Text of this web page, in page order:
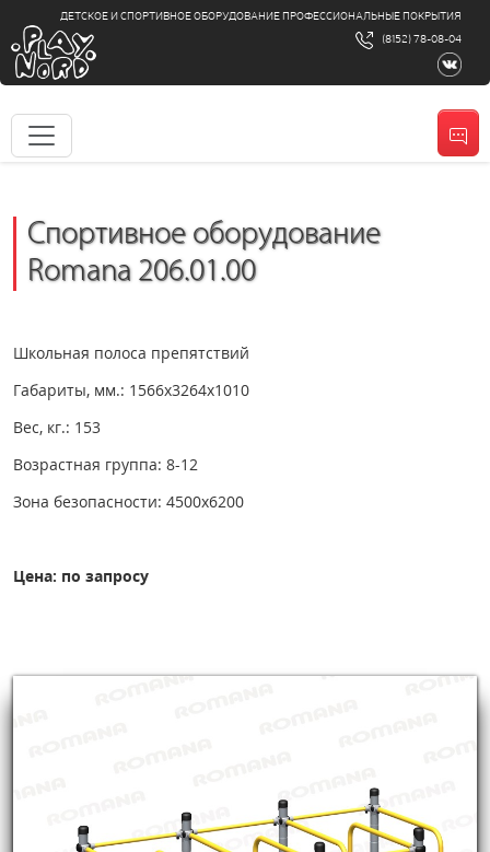
ДЕТСКОЕ И СПОРТИВНОЕ ОБОРУДОВАНИЕ ПРОФЕССИОНАЛЬНЫЕ ПОКРЫТИЯ
(8152) 78-08-04
Спортивное оборудование
Romana 206.01.00
Школьная полоса препятствий
Габариты, мм.: 1566х3264х1010
Вес, кг.: 153
Возрастная группа: 8-12
Зона безопасности: 4500х6200
Цена: по запросу